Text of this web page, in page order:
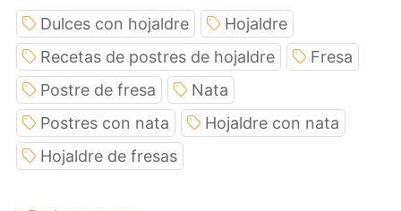
Dulces con hojaldre
Hojaldre
Recetas de postres de hojaldre
Fresa
Postre de fresa
Nata
Postres con nata
Hojaldre con nata
Hojaldre de fresas